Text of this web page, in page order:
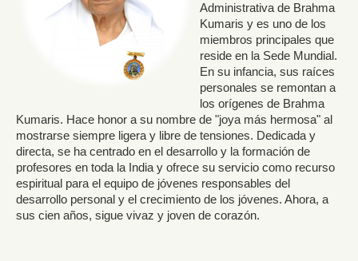
Administrativa de Brahma
Kumaris y es uno de los
miembros principales que
reside en la Sede Mundial.
En su infancia, sus raíces
personales se remontan a
los orígenes de Brahma
Kumaris. Hace honor a su nombre de "joya más hermosa" al
mostrarse siempre ligera y libre de tensiones. Dedicada y
directa, se ha centrado en el desarrollo y la formación de
profesores en toda la India y ofrece su servicio como recurso
espiritual para el equipo de jóvenes responsables del
desarrollo personal y el crecimiento de los jóvenes. Ahora, a
sus cien años, sigue vivaz y joven de corazón.